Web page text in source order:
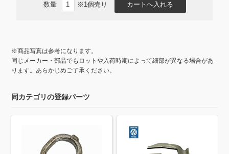
数量 ※1個売り
※商品写真は参考になります。
同じメーカー・部品でもロットや入荷時期によって細部が異なる場合があ
ります。あらかじめご了承ください。
同カテゴリの登録パーツ